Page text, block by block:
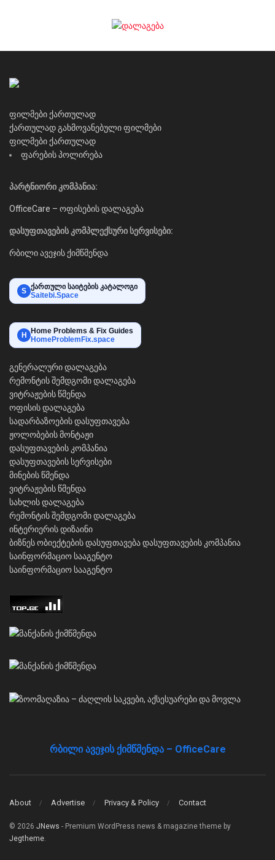
ფილმები ქართულად
ქართულად გახმოვანებული ფილმები
ფილმები ქართულად
ფარების პოლირება
პარტნიორი კომპანია:
OfficeCare – ოფისების დალაგება
დასუფთავების კომპლექსური სერვისები:
რბილი ავეჯის ქიმწმენდა
S ქართული საიტების კატალოგი
Saitebi.Space
H Home Problems & Fix Guides
HomeProblemFix.space
გენერალური დალაგება
რემონტის შემდგომი დალაგება
ვიტრაჟების წმენდა
ოფისის დალაგება
სადარბაზოების დასუფთავება
ჟოლობების მონტაჟი
დასუფთავების კომპანია
დასუფთავების სერვისები
მინების წმენდა
ვიტრაჟების წმენდა
სახლის დალაგება
რემონტის შემდგომი დალაგება
ინტერიერის დიზაინი
ბიზნეს ობიექტების დასუფთავებადასუფთავების კომპანია
საინფორმაციო სააგენტო
საინფორმაციო სააგენტო